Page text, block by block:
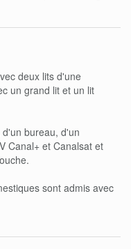
deux lits d'une
un grand lit et un lit
bureau, d'un
Canal+ et Canalsat et
sont admis avec